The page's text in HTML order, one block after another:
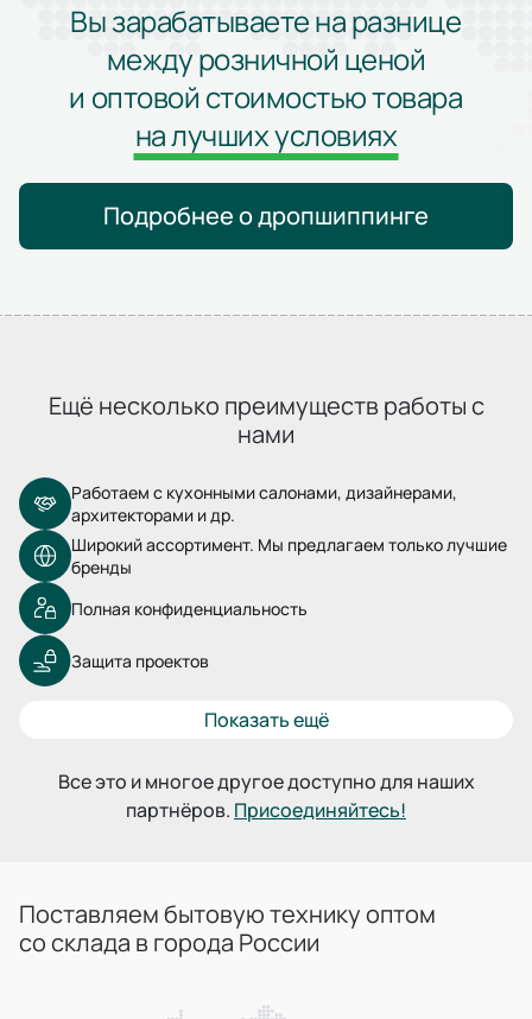
Вы зарабатываете на разнице
между розничной ценой
и оптовой стоимостью товара
на лучших условиях
Подробнее о дропшиппинге
Ещё несколько преимуществ работы с
нами
Работаем с кухонными салонами, дизайнерами,
архитекторами и др.
Широкий ассортимент. Мы предлагаем только лучшие
бренды
Полная конфиденциальность
Защита проектов
Показать ещё
Все это и многое другое доступно для наших
партнёров. Присоединяйтесь!
Поставляем бытовую технику оптом
со склада в города России